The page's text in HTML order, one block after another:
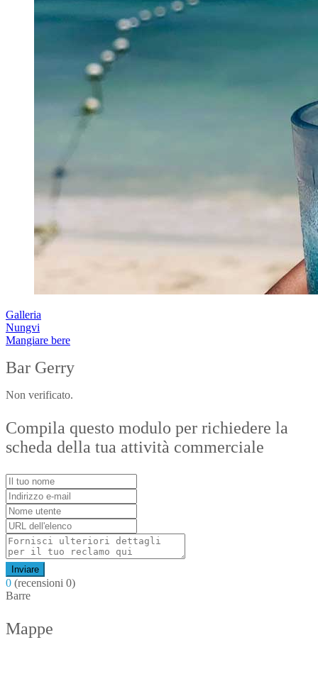
Galleria
Nungvi
Mangiare bere
Bar Gerry
Non verificato.
Compila questo modulo per richiedere la
scheda della tua attività commerciale
Inviare
0 (recensioni 0)
Barre
Mappe